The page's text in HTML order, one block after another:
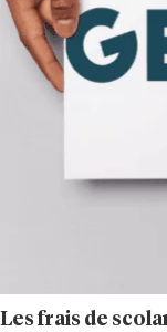
Les frais de